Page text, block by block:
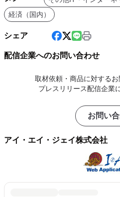
経済（国内）
シェア
配信企業へのお問い合わせ
取材依頼・商品に対するお
プレスリリース配信企業
お問い
アイ・エイ・ジェイ株式会社